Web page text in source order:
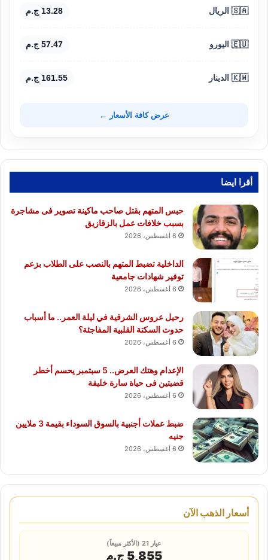
🇸🇦 الريال 13.28 ج.م
🇪🇺 اليورو 57.47 ج.م
🇰🇼 الدينار 161.55 ج.م
عرض كافة الأسعار ←
أقرا ايضا
حبس المتهم بقتل صاحب ماكينة تصوير فى مشاجرة
بسبب خلافات عمل بالزقازيق
6 أغسطس، 2026
الداخلية تضبط المتهم بالنصب على الطلاب بزعم
توفير شهادات جامعية
6 أغسطس، 2026
رحيل عروس الشرقية في ليلة العمر.. ما أسباب
حدوث السكتة القلبية المفاجئة؟
6 أغسطس، 2026
الإعدام وهتك العرض.. 5 سبتمبر يحسم أخطر
قضيتين فى حياة سارة خليفة
6 أغسطس، 2026
ضبط عملات أجنبية بالسوق السوداء بقيمة 3 ملايين
جنيه
6 أغسطس، 2026
أسعار الذهب الآن
عيار 21 (الأكثر مبيعاً)
5,855 ج.م